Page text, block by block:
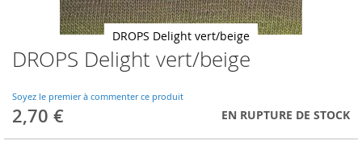
DROPS Delight vert/beige
Soyez le premier à commenter ce produit
2,70 € EN RUPTURE DE STOCK
DROPS Delight vert/beige
Skip
to
beginning
of
the